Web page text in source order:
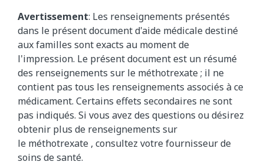
Avertissement: Les renseignements présentés
dans le présent document d'aide médicale destiné
aux familles sont exacts au moment de
l'impression. Le présent document est un résumé
des renseignements sur le méthotrexate; il ne
contient pas tous les renseignements associés à ce
médicament. Certains effets secondaires ne sont
pas indiqués. Si vous avez des questions ou désirez
obtenir plus de renseignements sur
le méthotrexate , consultez votre fournisseur de
soins de santé.